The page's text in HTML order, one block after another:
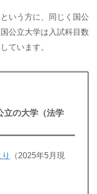
いう方に、同じく国公
公立大学は入試科目数
ています。
立の大学（法学
（2025年5月現